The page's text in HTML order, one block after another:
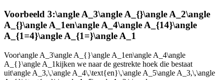
Voorbeeld 3:\angle A_3\angle A_{}\angle A_2\angle
A_{}\angle A_1en\angle A_4\angle A_{14}\angle
A_{1=4}\angle A_{1=}\angle A_1
Voor\angle A_3\angle A_{}\angle A_1en\angle A_4\angle
A_{}\angle A_1kijken we naar de gestrekte hoek die bestaat
uit\angle A_3,\,\angle A_4\,\text{en}\,\angle A_5\angle A_3,\,\angle